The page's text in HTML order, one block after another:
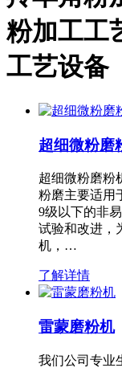
粉加工工
工艺设备
超细微粉磨
超细微粉磨粉
粉磨主要适用
9级以下的非
试验和改进，
机，…
了解详情
雷蒙磨粉机
我们公司专业